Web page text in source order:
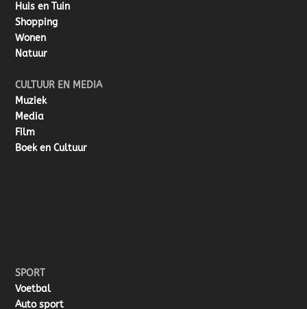
Huis en Tuin
Shopping
Wonen
Natuur
CULTUUR EN MEDIA
Muziek
Media
Film
Boek en Cultuur
SPORT
Voetbal
Auto sport